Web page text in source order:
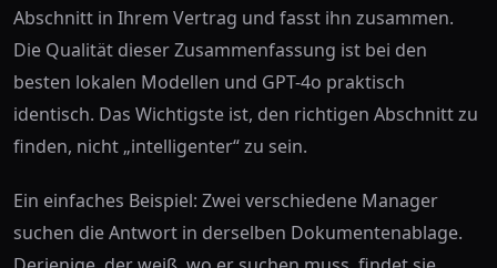
Abschnitt in Ihrem Vertrag und fasst ihn zusammen.
Die Qualität dieser Zusammenfassung ist bei den
besten lokalen Modellen und GPT-4o praktisch
identisch. Das Wichtigste ist, den richtigen Abschnitt zu
finden, nicht „intelligenter“ zu sein.
Ein einfaches Beispiel: Zwei verschiedene Manager
suchen die Antwort in derselben Dokumentenablage.